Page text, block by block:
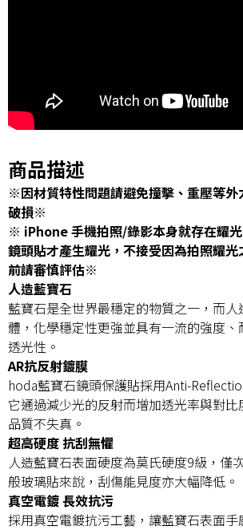
商品描述
※因材質特性問題請避免撞擊、重壓等外
破損※
※ iPhone 手機拍照/錄影本身就存在耀
鏡頭貼才產生耀光，不接受因為拍照耀
前請審慎評估※
人造藍寶石
藍寶石是全世界最穩定的物質之一，而人
體，化學穩定性更強並具有一流的強度
透光性。
AR抗反射鍍膜
hoda藍寶石鏡頭保護貼採用Anti-
它通過減少光的反射而增加透光率與對
品質不失真。
超高硬度 抗刮無懼
人造藍寶石表面硬度為莫氏硬度9級，僅
般玻璃貼來說，刮傷能見度亦大幅降低。
真空電鍍 長效抗污
採用真空電鍍抗污工藝，讓藍寶石表面